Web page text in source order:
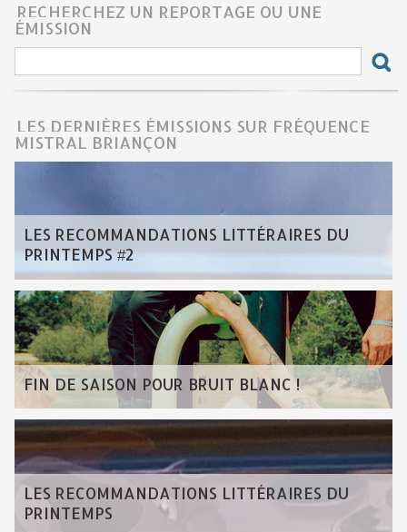
RECHERCHEZ UN REPORTAGE OU UNE
ÉMISSION
LES DERNIÈRES ÉMISSIONS SUR FRÉQUENCE
MISTRAL BRIANÇON
LES RECOMMANDATIONS LITTÉRAIRES DU
PRINTEMPS #2
FIN DE SAISON POUR BRUIT BLANC !
LES RECOMMANDATIONS LITTÉRAIRES DU
PRINTEMPS